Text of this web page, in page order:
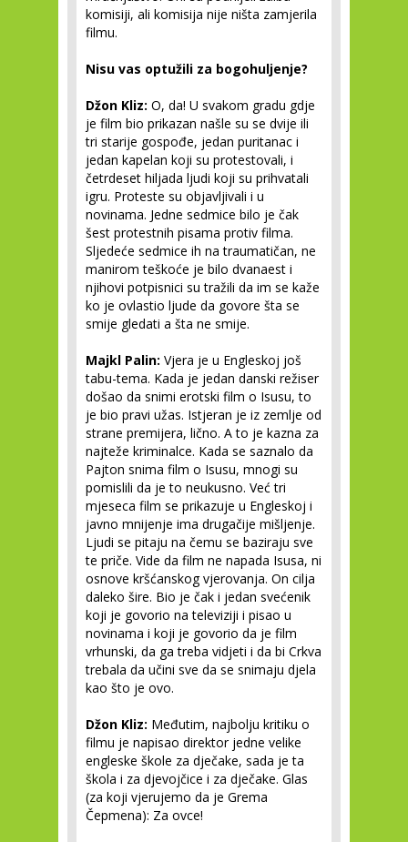
komisiji, ali komisija nije ništa zamjerila
filmu.
Nisu vas optužili za bogohuljenje?
Džon Kliz: O, da! U svakom gradu gdje
je film bio prikazan našle su se dvije ili
tri starije gospođe, jedan puritanac i
jedan kapelan koji su protestovali, i
četrdeset hiljada ljudi koji su prihvatali
igru. Proteste su objavljivali i u
novinama. Jedne sedmice bilo je čak
šest protestnih pisama protiv filma.
Sljedeće sedmice ih na traumatičan, ne
manirom teškoće je bilo dvanaest i
njihovi potpisnici su tražili da im se kaže
ko je ovlastio ljude da govore šta se
smije gledati a šta ne smije.
Majkl Palin: Vjera je u Engleskoj još
tabu-tema. Kada je jedan danski režiser
došao da snimi erotski film o Isusu, to
je bio pravi užas. Istjeran je iz zemlje od
strane premijera, lično. A to je kazna za
najteže kriminalce. Kada se saznalo da
Pajton snima film o Isusu, mnogi su
pomislili da je to neukusno. Već tri
mjeseca film se prikazuje u Engleskoj i
javno mnijenje ima drugačije mišljenje.
Ljudi se pitaju na čemu se baziraju sve
te priče. Vide da film ne napada Isusa, ni
osnove kršćanskog vjerovanja. On cilja
daleko šire. Bio je čak i jedan svećenik
koji je govorio na televiziji i pisao u
novinama i koji je govorio da je film
vrhunski, da ga treba vidjeti i da bi Crkva
trebala da učini sve da se snimaju djela
kao što je ovo.
Džon Kliz: Međutim, najbolju kritiku o
filmu je napisao direktor jedne velike
engleske škole za dječake, sada je ta
škola i za djevojčice i za dječake. Glas
(za koji vjerujemo da je Grema
Čepmena): Za ovce!